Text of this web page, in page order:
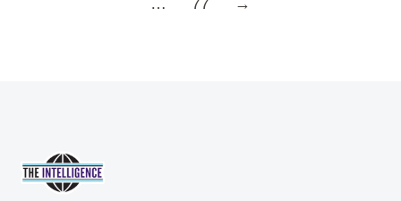
…
77 →